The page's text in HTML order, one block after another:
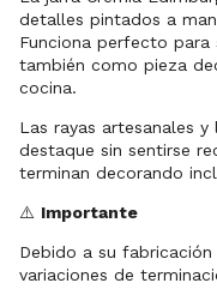
detalles pintados a
Funciona perfecto para
también como pieza
cocina.
Las rayas artesanales
destaque sin sentirse
terminan decorando
⚠️ Importante
Debido a su
variaciones de